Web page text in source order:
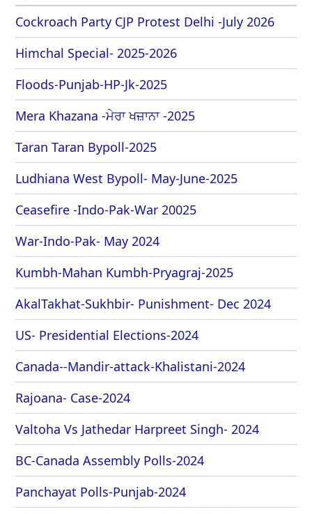
Cockroach Party CJP Protest Delhi -July 2026
Himchal Special- 2025-2026
Floods-Punjab-HP-Jk-2025
Mera Khazana -ਮੇਰਾ ਖਜ਼ਾਨਾ -2025
Taran Taran Bypoll-2025
Ludhiana West Bypoll- May-June-2025
Ceasefire -Indo-Pak-War 20025
War-Indo-Pak- May 2024
Kumbh-Mahan Kumbh-Pryagraj-2025
AkalTakhat-Sukhbir- Punishment- Dec 2024
US- Presidential Elections-2024
Canada--Mandir-attack-Khalistani-2024
Rajoana- Case-2024
Valtoha Vs Jathedar Harpreet Singh- 2024
BC-Canada Assembly Polls-2024
Panchayat Polls-Punjab-2024